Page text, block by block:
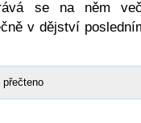
se na něm
v dějství
přečteno